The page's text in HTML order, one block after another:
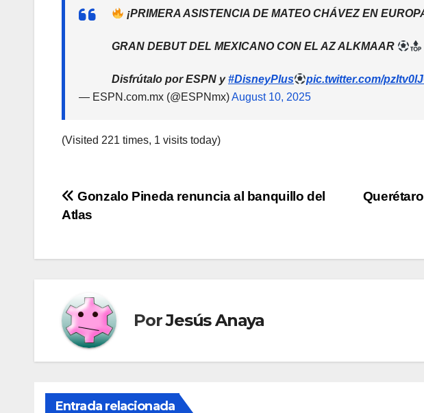
¡PRIMERA ASISTENCIA DE MATEO CHÁVEZ EN
GRAN DEBUT DEL MEXICANO CON EL AZ ALKMAAR
Disfrútalo por ESPN y#DisneyPlus
pic.twitter.com/
— ESPN.com.mx (@ESPNmx)August 10, 2025
(Visited 221 times, 1 visits today)
Navegación
entradas
Gonzalo Pineda renuncia al banquillo del
Atlas
PorJesús Anaya
Entrada relacionada